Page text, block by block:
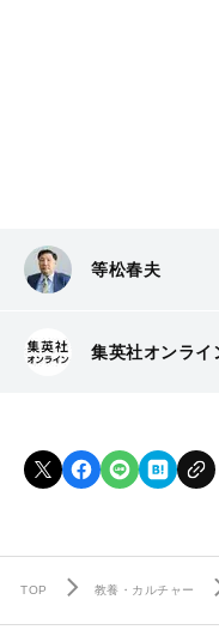
等松春夫
集英社オンライ
TOP 教養・カルチャー